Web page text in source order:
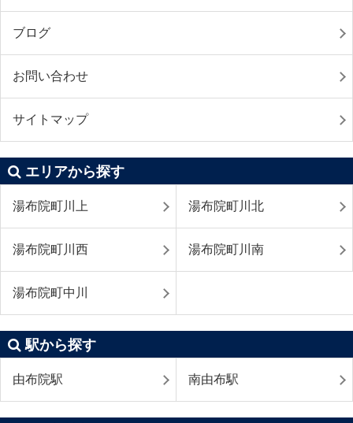
ブログ
お問い合わせ
サイトマップ
エリアから探す
湯布院町川上 湯布院町川北
湯布院町川西 湯布院町川南
湯布院町中川
駅から探す
由布院駅 南由布駅